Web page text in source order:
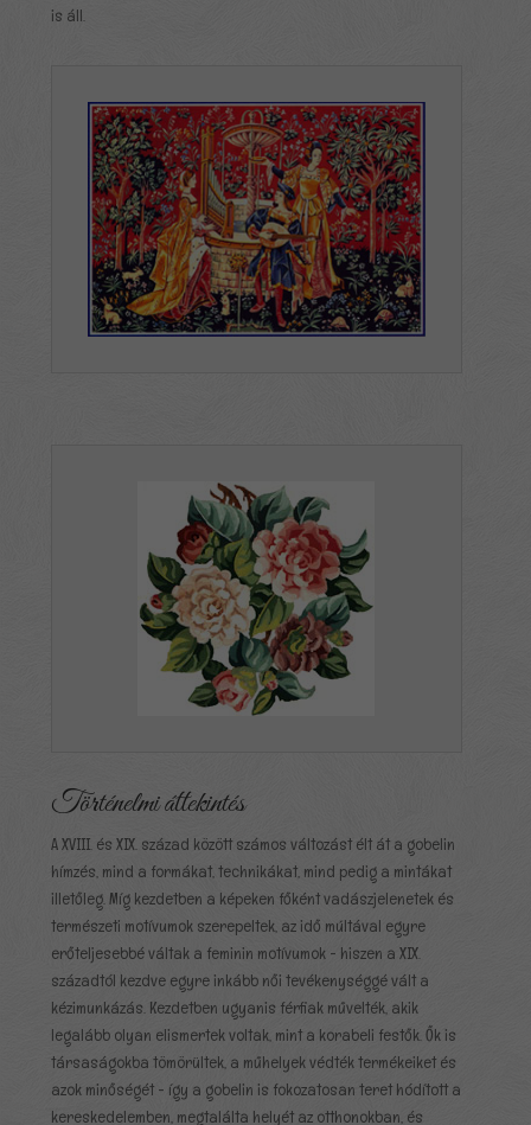
is áll.
Történelmi áttekintés
A XVIII. és XIX. század között számos változást élt át a gobelin
hímzés, mind a formákat, technikákat, mind pedig a mintákat
illetőleg. Míg kezdetben a képeken főként vadászjelenetek és
természeti motívumok szerepeltek, az idő múltával egyre
erőteljesebbé váltak a feminin motívumok - hiszen a XIX.
századtól kezdve egyre inkább női tevékenységgé vált a
kézimunkázás. Kezdetben ugyanis férfiak művelték, akik
legalább olyan elismertek voltak, mint a korabeli festők. Ők is
társaságokba tömörültek, a műhelyek védték termékeiket és
azok minőségét - így a gobelin is fokozatosan teret hódított a
kereskedelemben, megtalálta helyét az otthonokban, és